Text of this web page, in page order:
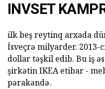
INVSET
ilk beş reytinq arxada
İsveçrə milyarder. 2013-
dollar təşkil edib. Bu iş
şirkətin IKEA etibar -
pərakəndə.